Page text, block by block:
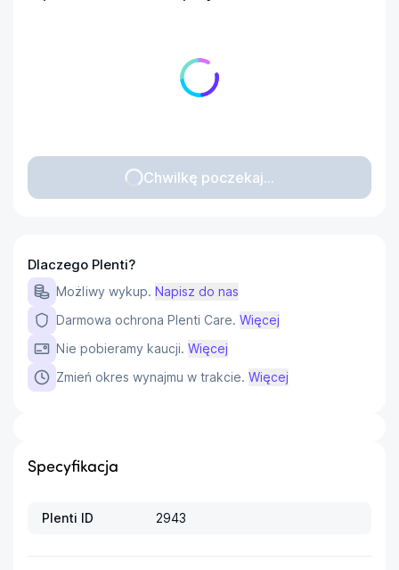
Chwilkę poczekaj...
Dlaczego Plenti?
Możliwy wykup. Napisz do nas
Darmowa ochrona Plenti Care. Więcej
Nie pobieramy kaucji. Więcej
Zmień okres wynajmu w trakcie. Więcej
Specyfikacja
Plenti ID 2943